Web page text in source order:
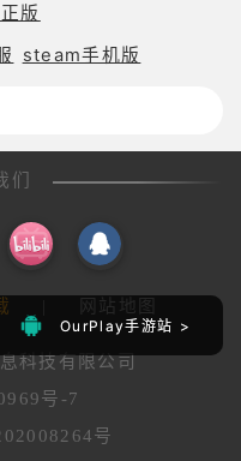
OurPlay手游站 >
共同完成高难度剧情
，解锁隐藏机型「星
OurPlay手游站 >
版
steam手机版
们
网站地图
科技有限公司
号-7
号